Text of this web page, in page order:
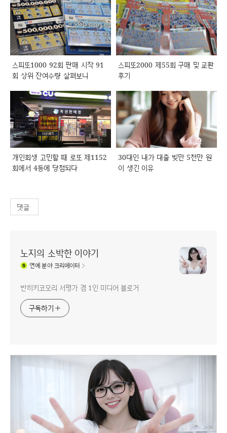
스피또1000 92회 판매 시작 91
회 상위 잔여수량 살펴보니
스피또2000 제55회 구매 및 교환
후기
개인회생 고민할 때 로또 제1152
회에서 4등에 당첨되다
30대인 내가 대출 빚만 5천만 원
이 생긴 이유
댓글
노지의 소박한 이야기
연예분야 크리에이터
반히키코모리 서평가 겸 1인 미디어 블로거
구독하기